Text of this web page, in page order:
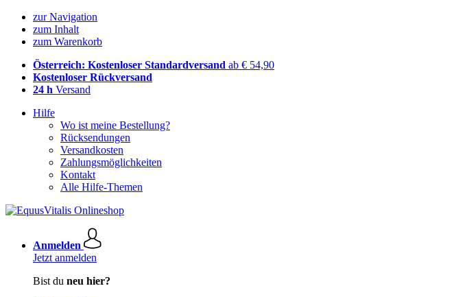
zur Navigation
zum Inhalt
zum Warenkorb
Österreich: Kostenloser Standardversand ab € 54,90
Kostenloser Rückversand
24 h Versand
Hilfe
Wo ist meine Bestellung?
Rücksendungen
Versandkosten
Zahlungsmöglichkeiten
Kontakt
Alle Hilfe-Themen
Anmelden
Jetzt anmelden
Bist du neu hier?